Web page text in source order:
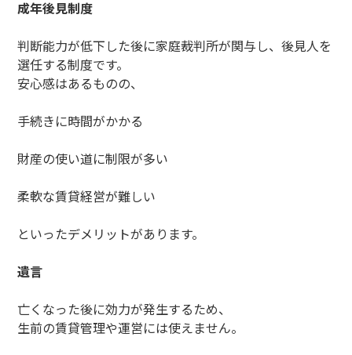
成年後見制度
判断能力が低下した後に家庭裁判所が関与し、後見人を
選任する制度です。
安心感はあるものの、
手続きに時間がかかる
財産の使い道に制限が多い
柔軟な賃貸経営が難しい
といったデメリットがあります。
遺言
亡くなった後に効力が発生するため、
生前の賃貸管理や運営には使えません。